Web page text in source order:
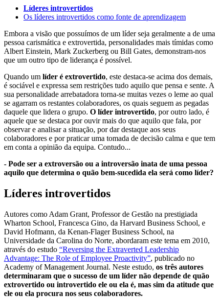
Líderes introvertidos
Os líderes introvertidos como fonte de aprendizagem
Embora a visão que possuímos de um líder seja geralmente a de uma
pessoa carismática e extrovertida, personalidades mais tímidas como
Albert Einstein, Mark Zuckerberg ou Bill Gates, demonstram-nos
que um outro tipo de liderança é possível.
Quando um líder é extrovertido, este destaca-se acima dos demais,
é sociável e expressa sem restrições tudo aquilo que pensa e sente. A
sua personalidade arrebatadora torna-se muitas vezes o leme ao qual
se agarram os restantes colaboradores, os quais seguem as pegadas
daquele que lidera o grupo. O líder introvertido, por outro lado, é
aquele que se destaca por ouvir mais do que aquilo que fala, por
observar e analisar a situação, por dar destaque aos seus
colaboradores e por praticar uma tomada de decisão calma e que tem
em conta a opinião da equipa. Contudo...
- Pode ser a extroversão ou a introversão inata de uma pessoa
aquilo que determina o quão bem-sucedida ela será como líder?
Líderes introvertidos
Autores como Adam Grant, Professor de Gestão na prestigiada
Wharton School, Francesca Gino, da Harvard Business School, e
David Hofmann, da Kenan-Flager Business School, na
Universidade da Carolina do Norte, abordaram este tema em 2010,
através do estudo “Reversing the Extraverted Leadership
Advantage: The Role of Employee Proactivity”, publicado no
Academy of Management Journal. Neste estudo, os três autores
determinaram que o sucesso de um líder não depende de quão
extrovertido ou introvertido ele ou ela é, mas sim da atitude que
ele ou ela procura nos seus colaboradores.